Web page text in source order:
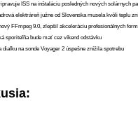
ISS na inštaláciu posledných nových solárnych
elektráreň južne od Slovenska musela kvôli teplu
FFmpeg 9.0, zlepšil akceleráciu profesionálnych
sporiteľňa bude mať cez víkend odstávku
diaľku na sonde Voyager 2 úspešne znížila spotrebu